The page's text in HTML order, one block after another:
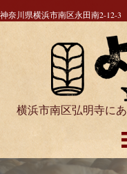
神奈川県横浜市南区永田南2-12-3
横浜市南区弘明寺に